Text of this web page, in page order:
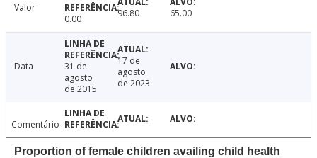
Valor
0.00
96.80 65.00
Data
31 de
agosto
de 2015
17 de
agosto
de 2023
Comentário
Proportion of female children availing child health